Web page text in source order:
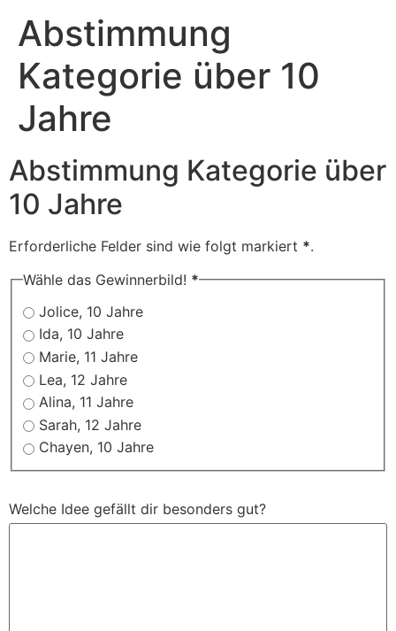
Abstimmung
Kategorie über 10
Jahre
Abstimmung Kategorie über
10 Jahre
Erforderliche Felder sind wie folgt markiert *.
Wähle das Gewinnerbild! *
Jolice, 10 Jahre
Ida, 10 Jahre
Marie, 11 Jahre
Lea, 12 Jahre
Alina, 11 Jahre
Sarah, 12 Jahre
Chayen, 10 Jahre
Welche Idee gefällt dir besonders gut?